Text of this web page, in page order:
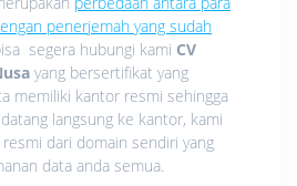
penerjemah yang sudah
segera hubungi kami CV
yang bersertifikat yang
memiliki kantor resmi sehingga
langsung ke kantor, kami
dari domain sendiri yang
data anda semua.